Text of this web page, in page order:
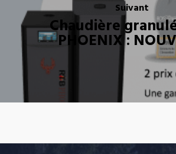
Suivant
Chaudière
PHOENIX :